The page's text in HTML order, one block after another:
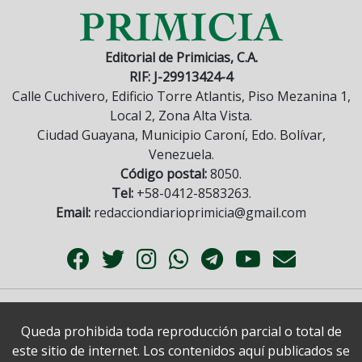
Editorial de Primicias, C.A.
RIF: J-29913424-4
Calle Cuchivero, Edificio Torre Atlantis, Piso Mezanina 1,
Local 2, Zona Alta Vista.
Ciudad Guayana, Municipio Caroní, Edo. Bolívar,
Venezuela.
Código postal:8050.
Tel:+58-0412-8583263.
Email: redacciondiarioprimicia@gmail.com
Queda prohibida toda reproducción parcial o total de
este sitio de internet. Los contenidos aquí publicados se